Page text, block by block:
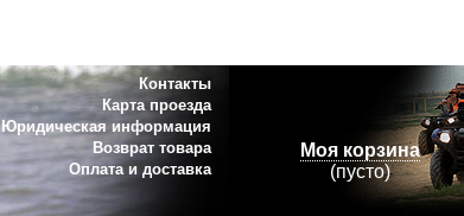
Контакты
Карта проезда
Юридическая информация
Возврат товара
Оплата и доставка
Моя корзина
(пусто)